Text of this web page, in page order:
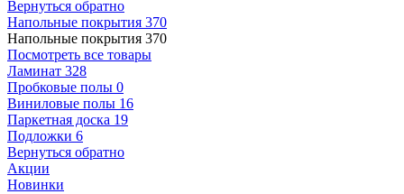
Вернуться обратно
Напольные покрытия 370
Напольные покрытия 370
Посмотреть все товары
Ламинат 328
Пробковые полы 0
Виниловые полы 16
Паркетная доска 19
Подложки 6
Вернуться обратно
Акции
Новинки